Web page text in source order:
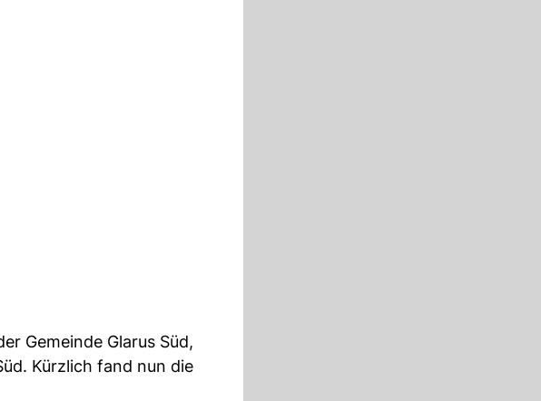
Gemeinde Glarus Süd,
Kürzlich fand nun die